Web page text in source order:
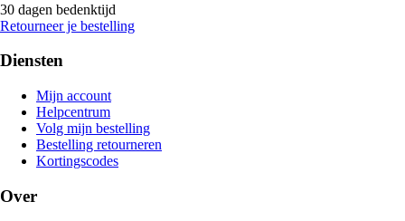
30 dagen bedenktijd
Retourneer je bestelling
Diensten
Mijn account
Helpcentrum
Volg mijn bestelling
Bestelling retourneren
Kortingscodes
Over